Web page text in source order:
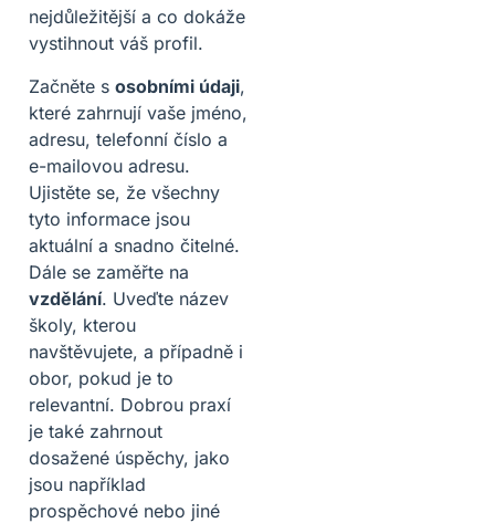
nejdůležitější a co dokáže
vystihnout váš profil.
Začněte s osobními údaji,
které zahrnují vaše jméno,
adresu, telefonní číslo a
e-mailovou adresu.
Ujistěte se, že všechny
tyto informace jsou
aktuální a snadno čitelné.
Dále se zaměřte na
vzdělání. Uveďte název
školy, kterou
navštěvujete, a případně i
obor, pokud je to
relevantní. Dobrou praxí
je také zahrnout
dosažené úspěchy, jako
jsou například
prospěchové nebo jiné